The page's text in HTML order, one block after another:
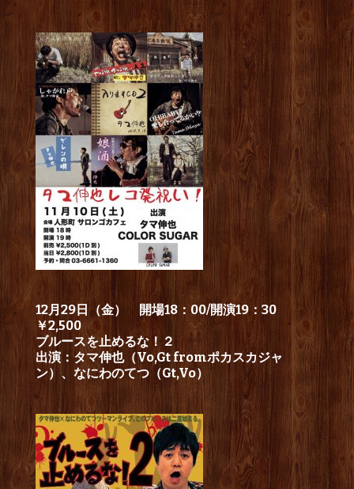
12月29日（金） 開場18：00/開演19：30
￥2,500
ブルースを止めるな！２
出演：タマ伸也（Vo,Gt fromポカスカジャ
ン）、なにわのてつ（Gt,Vo）